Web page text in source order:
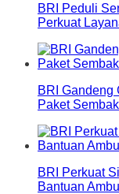
BRI Peduli
Perkuat
BRI Gandeng
Paket
BRI Perkuat
Bantuan